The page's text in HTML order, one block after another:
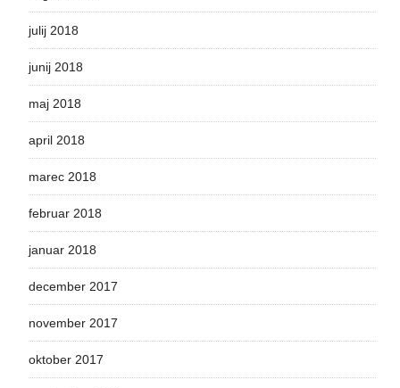
julij 2018
junij 2018
maj 2018
april 2018
marec 2018
februar 2018
januar 2018
december 2017
november 2017
oktober 2017